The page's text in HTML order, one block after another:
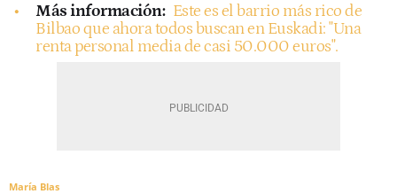
Más información: Este es el barrio más rico de
Bilbao que ahora todos buscan en Euskadi: "Una
renta personal media de casi 50.000 euros".
María Blas